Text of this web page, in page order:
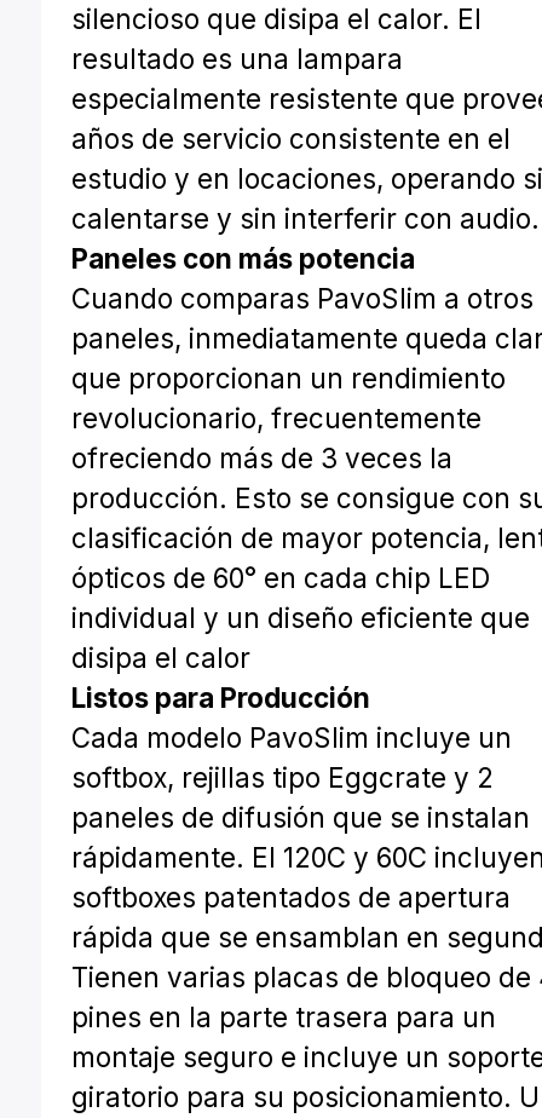
silencioso que disipa el calor. El
resultado es una lampara
especialmente resistente que
años de servicio consistente en el
estudio y en locaciones, operando
calentarse y sin interferir con audio.
Paneles con más potencia
Cuando comparas PavoSlim a otros
paneles, inmediatamente queda
que proporcionan un rendimiento
revolucionario, frecuentemente
ofreciendo más de 3 veces la
producción. Esto se consigue con
clasificación de mayor potencia,
ópticos de 60° en cada chip LED
individual y un diseño eficiente que
disipa el calor
Listos para Producción
Cada modelo PavoSlim incluye un
softbox, rejillas tipo Eggcrate y 2
paneles de difusión que se instalan
rápidamente. El 120C y 60C
softboxes patentados de apertura
rápida que se ensamblan en
Tienen varias placas de bloqueo de
pines en la parte trasera para un
montaje seguro e incluye un
giratorio para su posicionamiento.